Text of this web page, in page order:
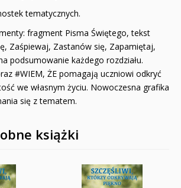
tematycznych.
fragment Pisma Świętego, tekst
Zaśpiewaj, Za­stanów się, Zapamiętaj,
podsumowanie każdego rozdziału.
#WIEM, ŻE pomagają uczniowi odkryć
we włas­nym życiu. Nowoczesna grafika
się z tematem.
książki